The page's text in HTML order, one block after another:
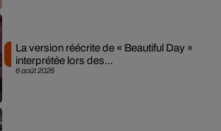
6 août 2026
La version réécrite de « Beautiful Day »
interprétée lors des...